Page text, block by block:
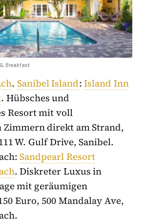
Breakfast
. Sanibel Island:Island Inn
. Hübsches und
Resort mit voll
Zimmern direkt am Strand,
W. Gulf Drive, Sanibel.
Sandpearl Resort
. Diskreter Luxus in
mit geräumigen
Euro, 500 Mandalay Ave,